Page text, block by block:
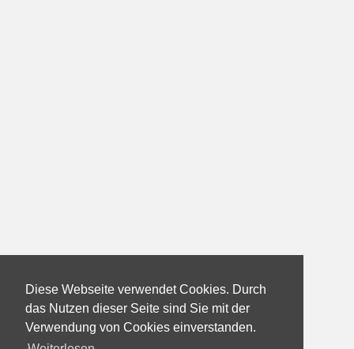
Diese Webseite verwendet Cookies. Durch
das Nutzen dieser Seite sind Sie mit der
Verwendung von Cookies einverstanden.